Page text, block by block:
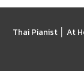
Thai Pianist │ At